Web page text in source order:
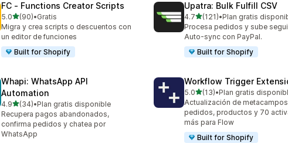
FC ‑ Functions Creator Scripts
5.0de 5 estrellas
(90)
90 reseñas en total
•Gratis
Migra y crea scripts o descuentos con
un editor de funciones
Built for Shopify
Upatra: Bulk Fulfill CSV
4.7de 5 estrellas
(121)
121 reseñas en total
•Plan gratis
Procesa pedidos y sube
Auto-sync con PayPal.
Built for Shopify
Whapi: WhatsApp API
Automation
4.9de 5 estrellas
(34)
34 reseñas en total
•Plan gratis disponible
Recupera pagos abandonados,
confirma pedidos y chatea por
WhatsApp
Workflow Trigger
5.0de 5 estrellas
(13)
13 reseñas en total
•Plan gratis
Actualización de
pedidos, productos y 70
más para Flow
Built for Shopify